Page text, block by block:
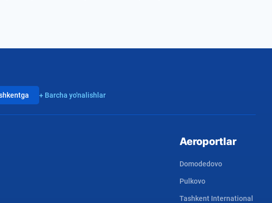
+ Barcha yo'nalishlar
Aeroportlar
Domodedovo
Pulkovo
Tashkent International